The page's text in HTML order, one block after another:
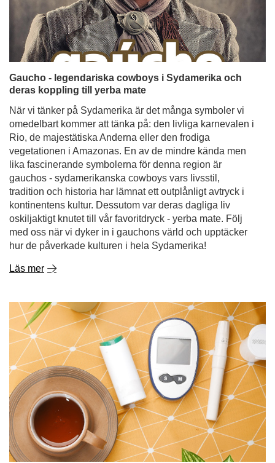
Gaucho - legendariska cowboys i Sydamerika och
deras koppling till yerba mate
När vi tänker på Sydamerika är det många symboler vi
omedelbart kommer att tänka på: den livliga karnevalen i
Rio, de majestätiska Anderna eller den frodiga
vegetationen i Amazonas. En av de mindre kända men
lika fascinerande symbolerna för denna region är
gauchos - sydamerikanska cowboys vars livsstil,
tradition och historia har lämnat ett outplånligt avtryck i
kontinentens kultur. Dessutom var deras dagliga liv
oskiljaktigt knutet till vår favoritdryck - yerba mate. Följ
med oss när vi dyker in i gauchons värld och upptäcker
hur de påverkade kulturen i hela Sydamerika!
Läs mer